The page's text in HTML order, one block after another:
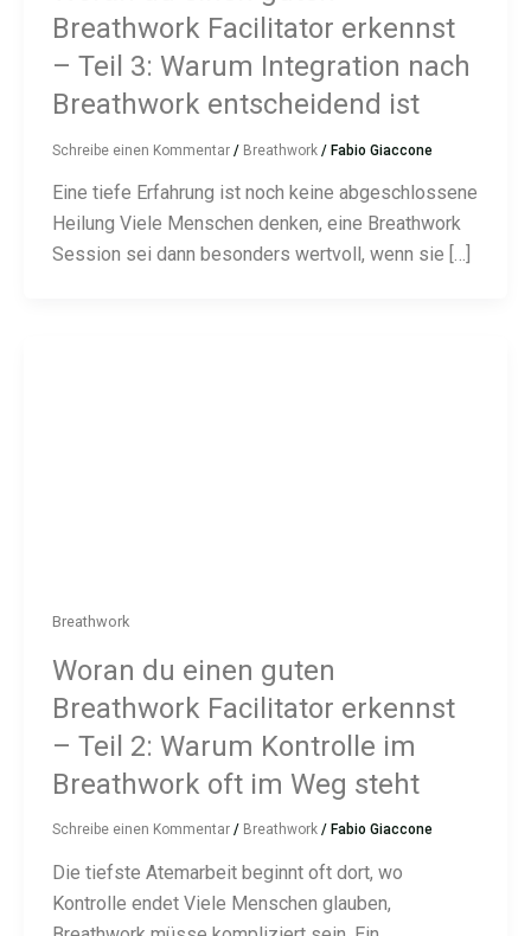
Breathwork Facilitator erkennst
– Teil 3: Warum Integration nach
Breathwork entscheidend ist
Schreibe einen Kommentar / Breathwork / Fabio Giaccone
Eine tiefe Erfahrung ist noch keine abgeschlossene
Heilung Viele Menschen denken, eine Breathwork
Session sei dann besonders wertvoll, wenn sie […]
Breathwork
Woran du einen guten
Breathwork Facilitator erkennst
– Teil 2: Warum Kontrolle im
Breathwork oft im Weg steht
Schreibe einen Kommentar / Breathwork / Fabio Giaccone
Die tiefste Atemarbeit beginnt oft dort, wo
Kontrolle endet Viele Menschen glauben,